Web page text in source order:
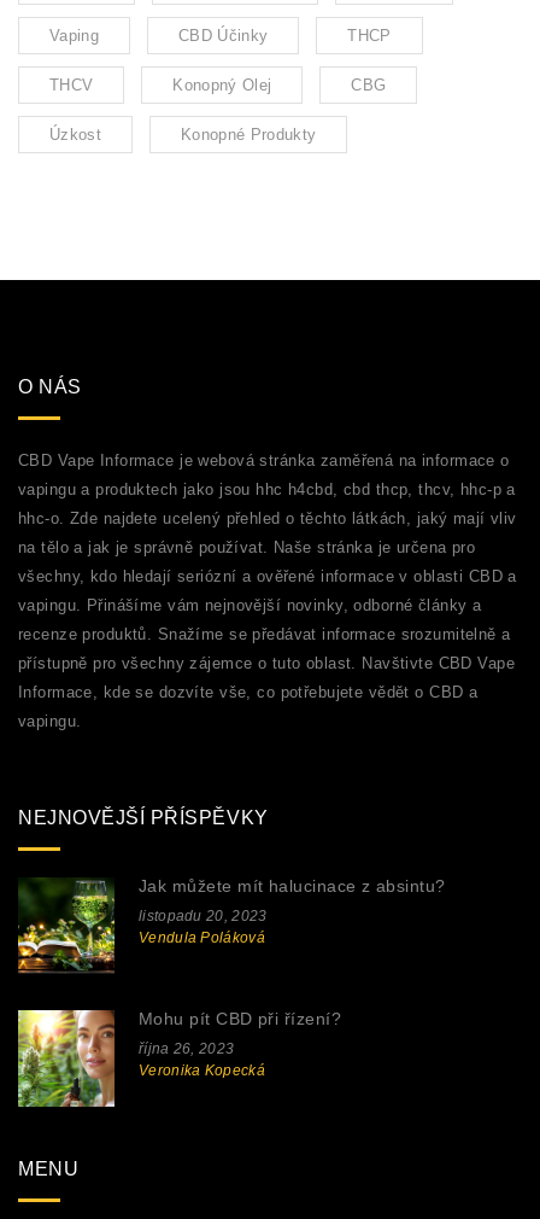
Vaping CBD Účinky THCP
THCV Konopný Olej CBG
Úzkost Konopné Produkty
O NÁS
CBD Vape Informace je webová stránka zaměřená na informace o
vapingu a produktech jako jsou hhc h4cbd, cbd thcp, thcv, hhc-p a
hhc-o. Zde najdete ucelený přehled o těchto látkách, jaký mají vliv
na tělo a jak je správně používat. Naše stránka je určena pro
všechny, kdo hledají seriózní a ověřené informace v oblasti CBD a
vapingu. Přinášíme vám nejnovější novinky, odborné články a
recenze produktů. Snažíme se předávat informace srozumitelně a
přístupně pro všechny zájemce o tuto oblast. Navštivte CBD Vape
Informace, kde se dozvíte vše, co potřebujete vědět o CBD a
vapingu.
NEJNOVĚJŠÍ PŘÍSPĚVKY
Jak můžete mít halucinace z absintu?
listopadu 20, 2023
Vendula Poláková
Mohu pít CBD při řízení?
října 26, 2023
Veronika Kopecká
MENU